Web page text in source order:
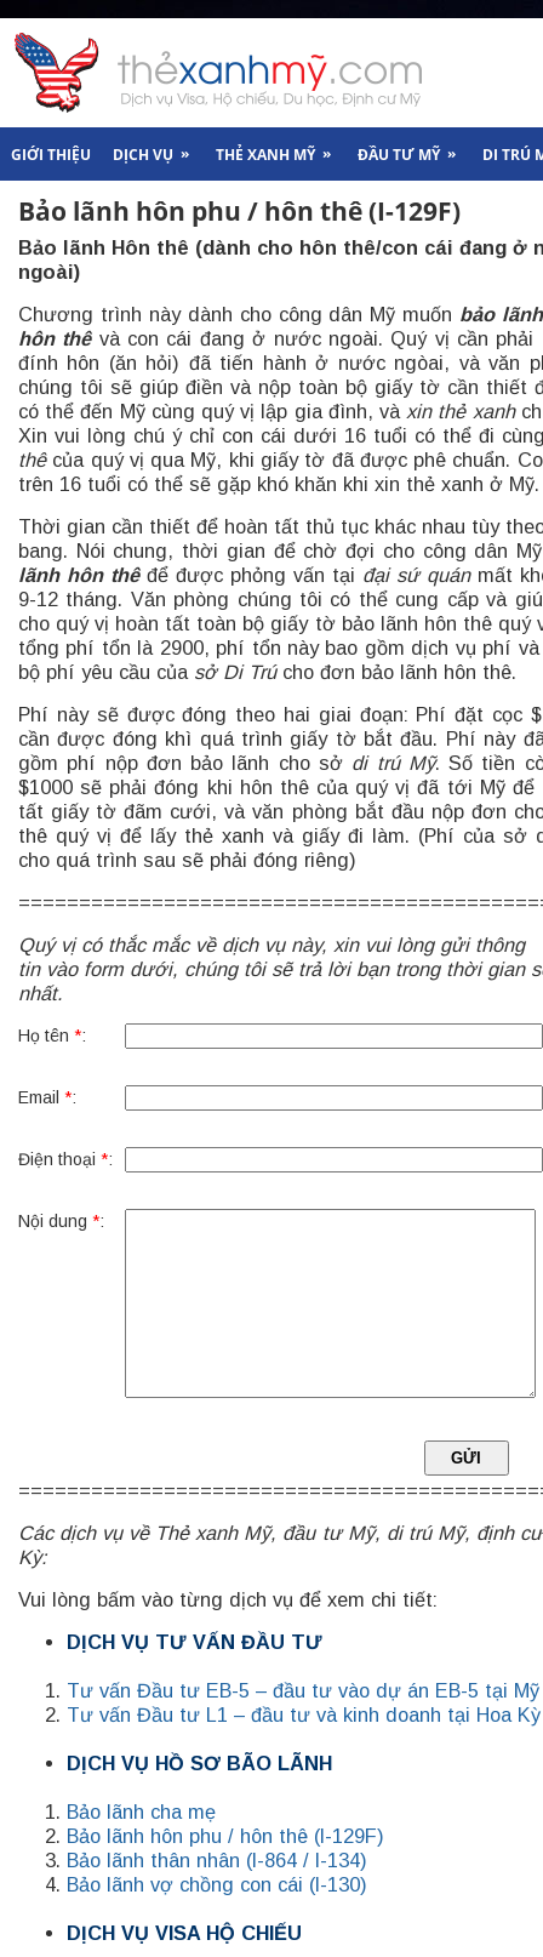
GIỚI THIỆU DỊCH VỤ » THẺ XANH MỸ » ĐẦU TƯ MỸ » DI TRÚ
Bảo lãnh hôn phu / hôn thê (I-129F)
Bảo lãnh Hôn thê (dành cho hôn thê/con cái đang ở
ngoài)
Chương trình này dành cho công dân Mỹ muốn bảo
hôn thêvà con cái đang ở nước ngoài. Quý vị cần phải
đính hôn (ăn hỏi) đã tiến hành ở nước ngòai, và văn
chúng tôi sẽ giúp điền và nộp toàn bộ giấy tờ cần thiết
có thể đến Mỹ cùng quý vị lập gia đình, và xin thẻ xanh
Xin vui lòng chú ý chỉ con cái dưới 16 tuổi có thể đi
thêcủa quý vị qua Mỹ, khi giấy tờ đã được phê chuẩn.
trên 16 tuổi có thể sẽ gặp khó khăn khi xin thẻ xanh ở Mỹ.
Thời gian cần thiết để hoàn tất thủ tục khác nhau tùy
bang. Nói chung, thời gian để chờ đợi cho công dân
lãnh hôn thêđể được phỏng vấn tại đại sứ quánmất
9-12 tháng. Văn phòng chúng tôi có thể cung cấp và
cho quý vị hoàn tất toàn bộ giấy tờ bảo lãnh hôn thê quý
tổng phí tổn là 2900, phí tổn này bao gồm dịch vụ phí
bộ phí yêu cầu của sở Di Trúcho đơn bảo lãnh hôn thê.
Phí này sẽ được đóng theo hai giai đoạn: Phí đặt cọc
cần được đóng khì quá trình giấy tờ bắt đầu. Phí này
gồm phí nộp đơn bảo lãnh cho sở di trú Mỹ. Số tiền
$1000 sẽ phải đóng khi hôn thê của quý vị đã tới Mỹ để
tất giấy tờ đãm cưới, và văn phòng bắt đầu nộp đơn
thê quý vị để lấy thẻ xanh và giấy đi làm. (Phí của sở
cho quá trình sau sẽ phải đóng riêng)
Quý vị có thắc mắc về dịch vụ này, xin vui lòng gửi thông
tin vào form dưới, chúng tôi sẽ trả lời bạn trong thời gian
nhất.
Họ tên *:
Email *:
Điện thoại *:
Nội dung *:
Các dịch vụ về Thẻ xanh Mỹ, đầu tư Mỹ, di trú Mỹ, định
Kỳ:
Vui lòng bấm vào từng dịch vụ để xem chi tiết:
DỊCH VỤ TƯ VẤN ĐẦU TƯ
Tư vấn Đầu tư EB-5 – đầu tư vào dự án EB-5 tại Mỹ
Tư vấn Đầu tư L1 – đầu tư và kinh doanh tại Hoa Kỳ
DỊCH VỤ HỒ SƠ BÃO LÃNH
Bảo lãnh cha mẹ
Bảo lãnh hôn phu / hôn thê (I-129F)
Bảo lãnh thân nhân (I-864 / I-134)
Bảo lãnh vợ chồng con cái (I-130)
DỊCH VỤ VISA HỘ CHIẾU